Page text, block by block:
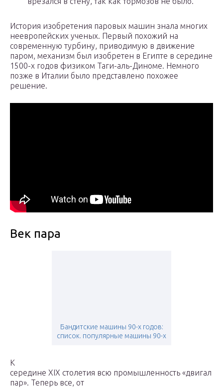
История изобретения паровых машин знала многих
неевропейских ученых. Первый похожий на
современную турбину, приводимую в движение
паром, механизм был изобретен в Египте в середине
1500-х годов физиком Таги-аль-Диноме. Немного
позже в Италии было представлено похожее
решение.
Век пара
Бандитские машины 90-х годов:
список. популярные машины 90-х
К
середине XIX столетия всю промышленность «двигал
пар». Теперь все, от